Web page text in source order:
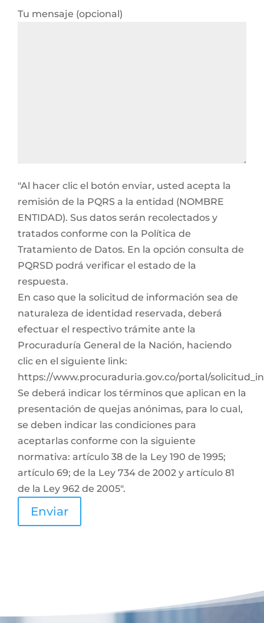
Tu mensaje (opcional)
"Al hacer clic el botón enviar, usted acepta la
remisión de la PQRS a la entidad (NOMBRE
ENTIDAD). Sus datos serán recolectados y
tratados conforme con la Política de
Tratamiento de Datos. En la opción consulta de
PQRSD podrá verificar el estado de la
respuesta.
En caso que la solicitud de información sea de
naturaleza de identidad reservada, deberá
efectuar el respectivo trámite ante la
Procuraduría General de la Nación, haciendo
clic en el siguiente link:
https://www.procuraduria.gov.co/portal/
Se deberá indicar los términos que aplican en la
presentación de quejas anónimas, para lo cual,
se deben indicar las condiciones para
aceptarlas conforme con la siguiente
normativa: artículo 38 de la Ley 190 de 1995;
artículo 69; de la Ley 734 de 2002 y artículo 81
de la Ley 962 de 2005".
Enviar